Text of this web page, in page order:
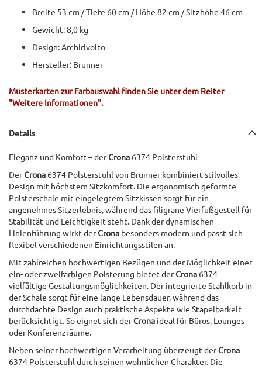
Breite 53 cm / Tiefe 60 cm / Höhe 82 cm / Sitzhöhe 46 cm
Gewicht: 8,0 kg
Design: Archirivolto
Hersteller: Brunner
Musterkarten zur Farbauswahl finden Sie unter dem Reiter
"Weitere Informationen".
Details
Eleganz und Komfort – derCrona 6374 Polsterstuhl
DerCrona 6374 Polsterstuhl von Brunner kombiniert stilvolles
Design mit höchstem Sitzkomfort. Die ergonomisch geformte
Polsterschale mit eingelegtem Sitzkissen sorgt für ein
angenehmes Sitzerlebnis, während das filigrane Vierfußgestell für
Stabilität und Leichtigkeit steht. Dank der dynamischen
Linienführung wirkt derCrona besonders modern und passt sich
flexibel verschiedenen Einrichtungsstilen an.
Mit zahlreichen hochwertigen Bezügen und der Möglichkeit einer
ein- oder zweifarbigen Polsterung bietet derCrona 6374
vielfältige Gestaltungsmöglichkeiten. Der integrierte Stahlkorb in
der Schale sorgt für eine lange Lebensdauer, während das
durchdachte Design auch praktische Aspekte wie Stapelbarkeit
berücksichtigt. So eignet sich derCrona ideal für Büros, Lounges
oder Konferenzräume.
Neben seiner hochwertigen Verarbeitung überzeugt derCrona
6374 Polsterstuhl durch seinen wohnlichen Charakter. Die